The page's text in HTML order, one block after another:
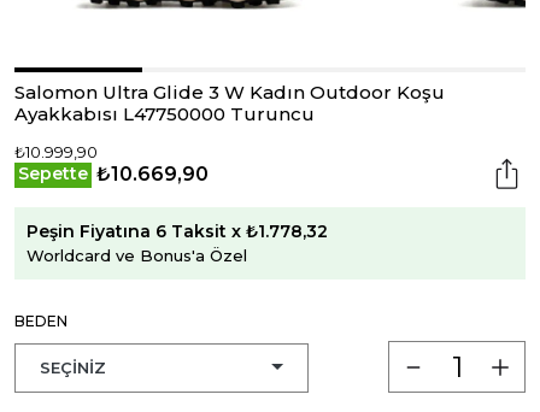
Salomon Ultra Glide 3 W Kadın Outdoor Koşu
Ayakkabısı L47750000 Turuncu
₺10.999,90
Sepette ₺10.669,90
Peşin Fiyatına 6 Taksit x ₺1.778,32
Worldcard ve Bonus'a Özel
BEDEN